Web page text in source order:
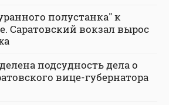
полустанка" к
Саратовский вокзал вырос
подсудность дела о
вице-губернатора